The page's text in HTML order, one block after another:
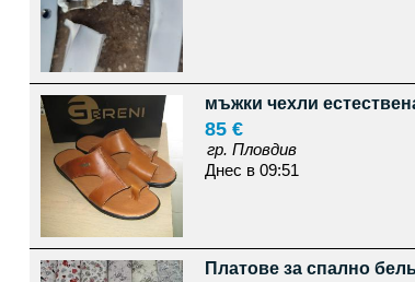
мъжки чехли
85 €
гр. Пловдив
Днес в 09:51
Платове за спално